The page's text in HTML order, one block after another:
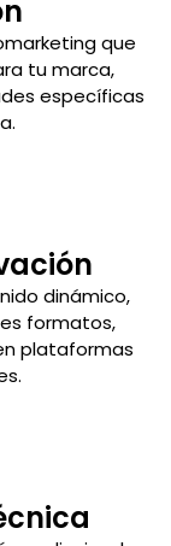
que
tu marca,
específicas
dinámico,
formatos,
plataformas